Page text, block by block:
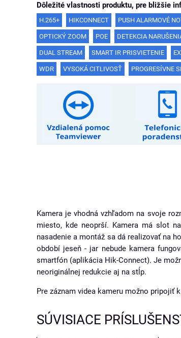
Dôležité vlastnosti produktu, pre bližšie
H.265+ HIKCONNECT PUSH ALARMOVÉ
OPTICKÝ ZOOM POE DETEKCIA
DUAL STREAM SMART IR PRISVIETENIE
WDR VYSOKÁ CITLIVOSŤ PROGRESÍVNE
Kamera je vhodná vzhľadom na svoje
miesto, kde neoprší. Kamera má slot
nasadenie a montáž sa dá realizovať na
období jeseň - jar nebude kamera
smartfón (aplikácia Hik-Connect). Je
neoriginálnej redukcie aj na stĺp.
Pre záznam videa kameru možno pripojiť k
SÚVISIACE